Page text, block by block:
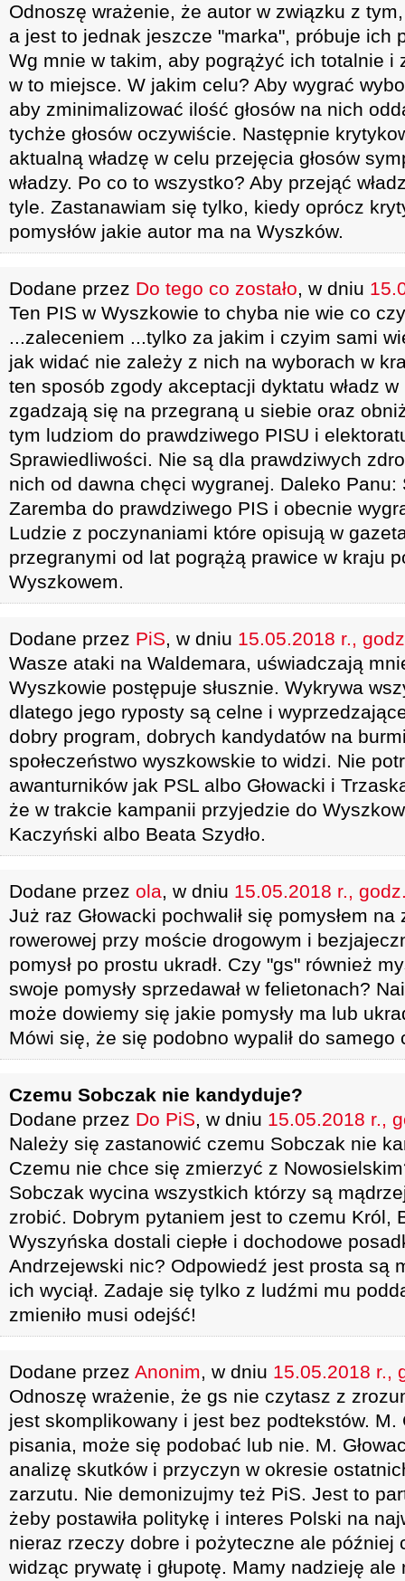
Odnoszę wrażenie, że autor w związku z
a jest to jednak jeszcze "marka", próbuje ich
Wg mnie w takim, aby pogrążyć ich totalnie i
w to miejsce. W jakim celu? Aby wygrać
aby zminimalizować ilość głosów na nich
tychże głosów oczywiście. Następnie
aktualną władzę w celu przejęcia głosów
władzy. Po co to wszystko? Aby przejąć
tyle. Zastanawiam się tylko, kiedy oprócz
pomysłów jakie autor ma na Wyszków.
Dodane przez Do tego co zostało, w dniu
Ten PIS w Wyszkowie to chyba nie wie co
...zaleceniem ...tylko za jakim i czyim sami
jak widać nie zależy z nich na wyborach w
ten sposób zgody akceptacji dyktatu władz
zgadzają się na przegraną u siebie oraz
tym ludziom do prawdziwego PISU i
Sprawiedliwości. Nie są dla prawdziwych
nich od dawna chęci wygranej. Daleko Panu:
Zaremba do prawdziwego PIS i obecnie
Ludzie z poczynaniami które opisują w
przegranymi od lat pogrążą prawice w kraju
Wyszkowem.
Dodane przez PiS, w dniu 15.05.2018 r.,
Wasze ataki na Waldemara, uświadczają
Wyszkowie postępuje słusznie. Wykrywa
dlatego jego ryposty są celne i
dobry program, dobrych kandydatów na
społeczeństwo wyszkowskie to widzi. Nie
awanturników jak PSL albo Głowacki i
że w trakcie kampanii przyjedzie do
Kaczyński albo Beata Szydło.
Dodane przez ola, w dniu 15.05.2018 r.,
Już raz Głowacki pochwalił się pomysłem na
rowerowej przy moście drogowym i
pomysł po prostu ukradł. Czy "gs" również
swoje pomysły sprzedawał w felietonach?
może dowiemy się jakie pomysły ma lub
Mówi się, że się podobno wypalił do samego
Czemu Sobczak nie kandyduje?
Dodane przez Do PiS, w dniu 15.05.2018 r.,
Należy się zastanowić czemu Sobczak nie
Czemu nie chce się zmierzyć z
Sobczak wycina wszystkich którzy są
zrobić. Dobrym pytaniem jest to czemu Król,
Wyszyńska dostali ciepłe i dochodowe
Andrzejewski nic? Odpowiedź jest prosta są
ich wyciął. Zadaje się tylko z ludźmi mu
zmieniło musi odejść!
Dodane przez Anonim, w dniu 15.05.2018 r.,
Odnoszę wrażenie, że gs nie czytasz z
jest skomplikowany i jest bez podtekstów. M.
pisania, może się podobać lub nie. M.
analizę skutków i przyczyn w okresie
zarzutu. Nie demonizujmy też PiS. Jest to
żeby postawiła politykę i interes Polski na
nieraz rzeczy dobre i pożyteczne ale później
widząc prywatę i głupotę. Mamy nadzieję